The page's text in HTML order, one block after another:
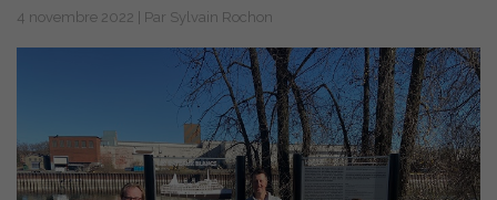
4 novembre 2022 | Par Sylvain Rochon